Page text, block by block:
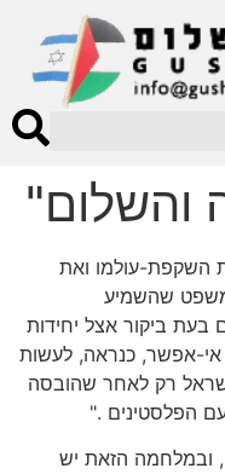
והשלום"
השקפת-עולמו ואת
שהשמיע
בעת ביקור אצל יחידות
אי-אפשר, כנראה, לעשות
רק לאחר שהובסה
הפלסטינים ."
ובמלחמה הזאת יש